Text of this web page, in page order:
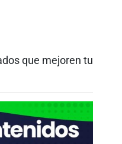
que mejoren tu